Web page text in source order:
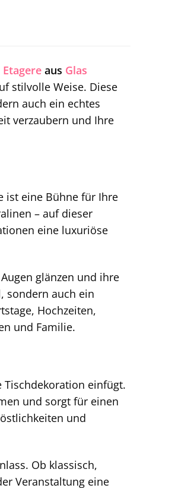
Etagere aus Glas
stilvolle Weise. Diese
auch ein echtes
verzaubern und Ihre
ist eine Bühne für Ihre
– auf dieser
eine luxuriöse
glänzen und ihre
sondern auch ein
Hochzeiten,
und Familie.
einfügt.
und sorgt für einen
und
Ob klassisch,
Veranstaltung eine